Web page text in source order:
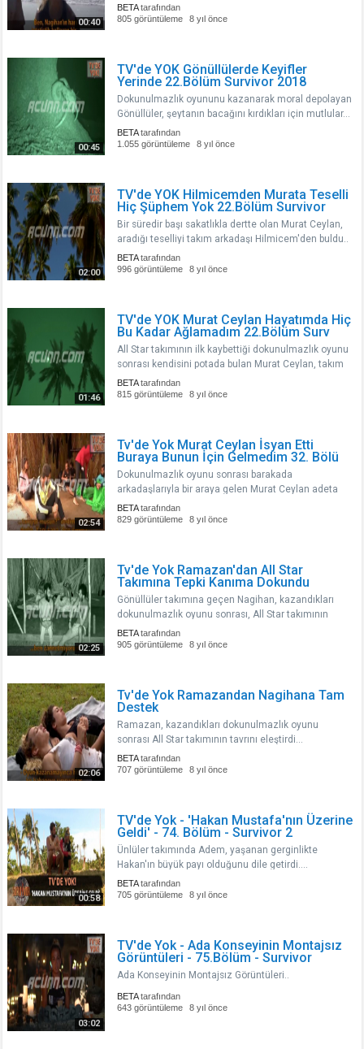
00:40
BETAtarafından
805 görüntüleme
8 yıl önce
00:45
TV'de YOK Gönüllülerde Keyifler
Yerinde 22.Bölüm Survivor 2018
Dokunulmazlık oyununu kazanarak moral depolayan
Gönüllüler, şeytanın bacağını kırdıkları için mutlular...
BETAtarafından
1.055 görüntüleme
8 yıl önce
02:00
TV'de YOK Hilmicemden Murata Teselli
Hiç Şüphem Yok 22.Bölüm Survivor
Bir süredir başı sakatlıkla dertte olan Murat Ceylan,
aradığı teselliyi takım arkadaşı Hilmicem'den buldu..
BETAtarafından
996 görüntüleme
8 yıl önce
01:46
TV'de YOK Murat Ceylan Hayatımda Hiç
Bu Kadar Ağlamadım 22.Bölüm Surv
All Star takımının ilk kaybettiği dokunulmazlık oyunu
sonrası kendisini potada bulan Murat Ceylan, takım
arkadaşı Merve ile samimi bir sohbet gerçekleştirdi..
BETAtarafından
815 görüntüleme
8 yıl önce
02:54
Tv'de Yok Murat Ceylan İsyan Etti
Buraya Bunun İçin Gelmedim 32. Bölü
Dokunulmazlık oyunu sonrası barakada
arkadaşlarıyla bir araya gelen Murat Ceylan adeta
sitem etti...
BETAtarafından
829 görüntüleme
8 yıl önce
02:25
Tv'de Yok Ramazan'dan All Star
Takımına Tepki Kanıma Dokundu
Gönüllüler takımına geçen Nagihan, kazandıkları
dokunulmazlık oyunu sonrası, All Star takımının
kaybedeceği aklımın ucundan geçmezdi dedi..
BETAtarafından
905 görüntüleme
8 yıl önce
02:06
Tv'de Yok Ramazandan Nagihana Tam
Destek
Ramazan, kazandıkları dokunulmazlık oyunu
sonrası All Star takımının tavrını eleştirdi...
BETAtarafından
707 görüntüleme
8 yıl önce
00:58
TV'de Yok - 'Hakan Mustafa'nın Üzerine
Geldi' - 74. Bölüm - Survivor 2
Ünlüler takımında Adem, yaşanan gerginlikte
Hakan'ın büyük payı olduğunu dile getirdi....
BETAtarafından
705 görüntüleme
8 yıl önce
03:02
TV'de Yok - Ada Konseyinin Montajsız
Görüntüleri - 75.Bölüm - Survivor
Ada Konseyinin Montajsız Görüntüleri..
BETAtarafından
643 görüntüleme
8 yıl önce